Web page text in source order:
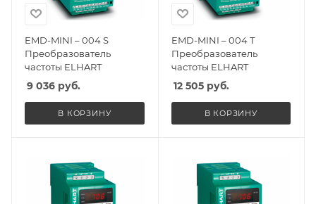
EMD-MINI – 004 S
Преобразователь
частоты ELHART
9 036 руб.
В КОРЗИНУ
EMD-MINI – 004 T
Преобразователь
частоты ELHART
12 505руб.
В КОРЗИНУ